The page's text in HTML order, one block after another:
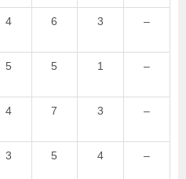
4 6 3 –
5 5 1 –
4 7 3 –
3 5 4 –